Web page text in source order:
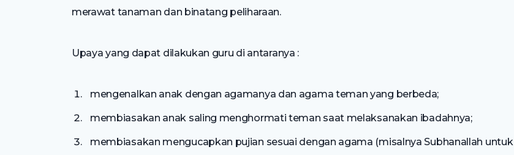
merawat tanaman dan binatang peliharaan.
Upaya yang dapat dilakukan guru di antaranya :
mengenalkan anak dengan agamanya dan agama teman yang berbeda;
membiasakan anak saling menghormati teman saat melaksanakan ibadahnya;
membiasakan mengucapkan pujian sesuai dengan agama (misalnya Subhanallah untuk